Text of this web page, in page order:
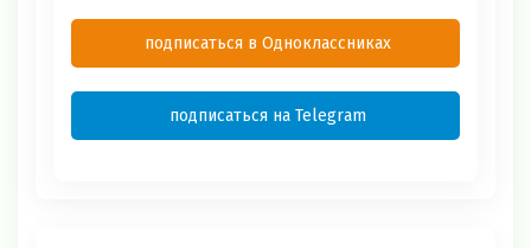
подписаться в Одноклассниках
подписаться на Telegram